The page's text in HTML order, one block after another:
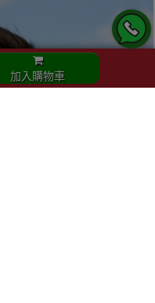
加入購物車